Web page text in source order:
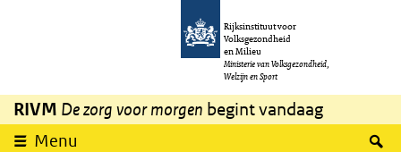
Overslaan en naar de inhoud gaan
Rijksinstituut voor
Volksgezondheid
en Milieu
Ministerie van Volksgezondheid,
Welzijn en Sport
RIVM De zorg voor morgen begint vandaag
Menu